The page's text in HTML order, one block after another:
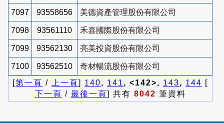
7097 93558656 美德資產管理股份有限公司
7098 93561110 禾喜國際股份有限公司
7099 93562130 亮美投資股份有限公司
7100 93562510
奇材暢流股份有限公司
[第一頁 / 上一頁] 140, 141 , <142>, 143, 144 [
下一頁 / 最後一頁] 共有 8042 筆資料